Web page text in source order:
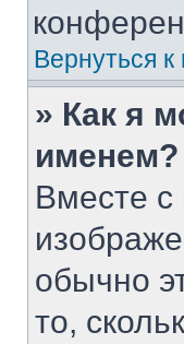
Вернуться к
» Как я
именем?
Вместе с
обычно
то,